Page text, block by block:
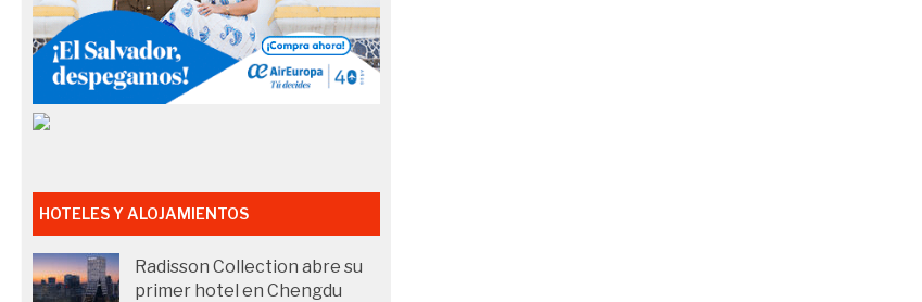
HOTELES Y ALOJAMIENTOS
Radisson Collection abre su
primer hotel en Chengdu